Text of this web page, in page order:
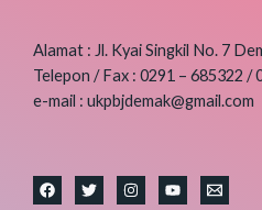
Anggaran
2022
Alamat : Jl. Kyai Singkil No. 7
Telepon / Fax : 0291 – 685322 /
e-mail : ukpbjdemak@gmail.com